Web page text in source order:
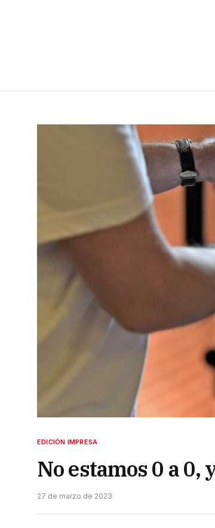
EDICIÓN IMPRESA
No estamos 0 a 0,
27 de marzo de 2023